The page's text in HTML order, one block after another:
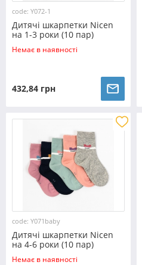
code: Y072-1
Дитячі шкарпетки Nicen
на 1-3 роки (10 пар)
№Y072-1
Немає в наявності
432,84 грн
code: Y071baby
Дитячі шкарпетки Nicen
на 4-6 роки (10 пар)
№Y071baby
Немає в наявності